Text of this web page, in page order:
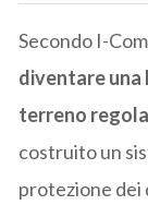
Secondo I-
diventare una
terreno
costruito un
protezione dei